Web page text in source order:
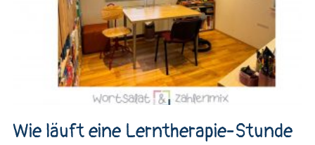
Wie läuft eine Lerntherapie-Stunde